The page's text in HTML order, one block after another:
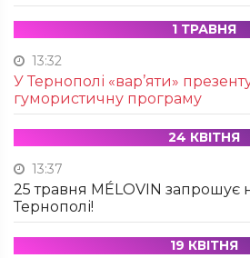
1 ТРАВНЯ
13:32
У Тернополі «вар’яти»
гумористичну програму
24 КВІТНЯ
13:37
25 травня MÉLOVIN запрошує
Тернополі!
19 КВІТНЯ